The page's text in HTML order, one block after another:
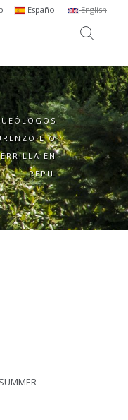
Español English
E O
EN
REPIL